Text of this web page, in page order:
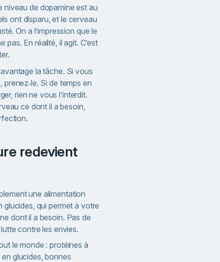
niveau de dopamine est au
ont disparu, et le cerveau
On a l’impression que le
En réalité, il agit. C’est
la tâche. Si vous
Si de temps en
rien ne vous l’interdit.
ce dont il a besoin,
une alimentation
glucides, qui permet à votre
dont il a besoin. Pas de
contre les envies.
le monde : protéines à
glucides, bonnes